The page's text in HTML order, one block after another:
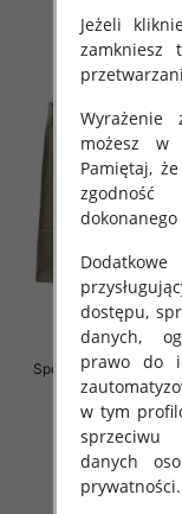
Spodnie męskie
1 Kolor .Paczka
52.00
szczegóły
Jeżeli
zamkniesz
Wyrażenie
możesz w
Pamiętaj,
dostępu,
danych,
prawo do
w tym
sprzeciwu
danych
prywatności.